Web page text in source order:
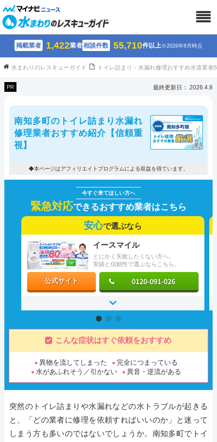
掲載業者 1,422業者相談件数 55,710件以上※2026年8月時点
水まわりのレスキューガイド トイレ詰まり・水漏れ修理おすすめ水道業
PR 最終更新日： 2026.4.8
南知多町のトイレ詰まり水漏れ
修理業者おすすめ紹介【信頼重
視】
◆本ページはアフィリエイトプログラムによる収益を得ています。
緊急対応できるおすすめ業者はこちら
安心で選ぶなら
とにかく失敗したくない方へ。
実績と信頼性で選ぶならこちら。
イースマイル
公式サイト 0120-091-026
こんな症状はすぐ依頼をおすすめ
異物を流してしまった
完全につまっている
水があふれそう／引かない
異音・逆流がある
突然のトイレ詰まりや水漏れなどの水トラブルが起きる
と、「どの業者に修理を依頼すればいいのか」と迷って
しまう方も多いのではないでしょうか。南知多町でトイ